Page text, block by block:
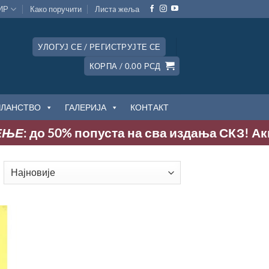
Како поручити Листa жеља
УЛОГУЈ СЕ / РЕГИСТРУЈТЕ СЕ
КОРПА / 0.00 РСД
ГАЛЕРИЈА КОНТАКТ
: до 50% попуста на сва издања СКЗ!